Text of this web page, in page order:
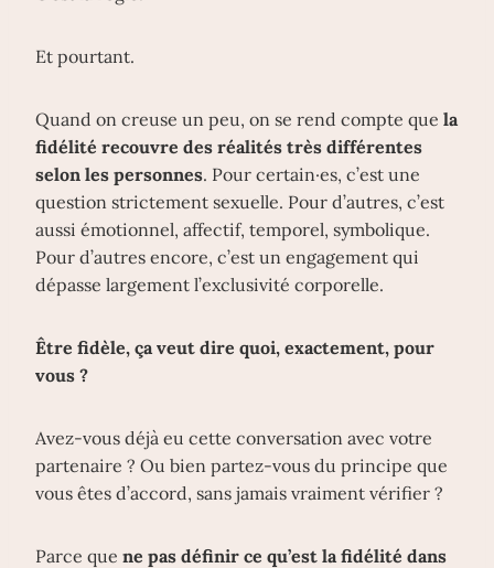
Et pourtant.
Quand on creuse un peu, on se rend compte que la
fidélité recouvre des réalités très différentes
selon les personnes. Pour certain·es, c’est une
question strictement sexuelle. Pour d’autres, c’est
aussi émotionnel, affectif, temporel, symbolique.
Pour d’autres encore, c’est un engagement qui
dépasse largement l’exclusivité corporelle.
Être fidèle, ça veut dire quoi, exactement, pour
vous ?
Avez-vous déjà eu cette conversation avec votre
partenaire ? Ou bien partez-vous du principe que
vous êtes d’accord, sans jamais vraiment vérifier ?
Parce que ne pas définir ce qu’est la fidélité dans